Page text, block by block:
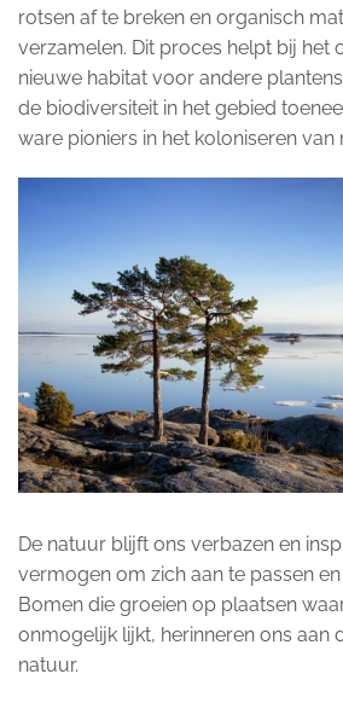
rotsen af te breken en organisch
verzamelen. Dit proces helpt bij het
nieuwe habitat voor andere
de biodiversiteit in het gebied
ware pioniers in het koloniseren van
De natuur blijft ons verbazen en
vermogen om zich aan te passen
Bomen die groeien op plaatsen
onmogelijk lijkt, herinneren ons aan
natuur.